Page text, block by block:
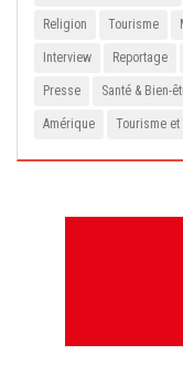
Religion Tourisme
Interview Reportage
Presse Santé & Bien-
Amérique Tourisme